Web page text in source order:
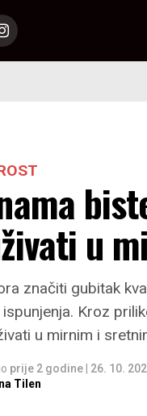
u
značiti gubitak
Kroz
u mirnim i
prije 2 godine
26. 10.
Tilen